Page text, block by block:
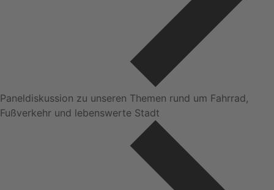
Paneldiskussion zu unseren Themen rund um Fahrrad,
Fußverkehr und lebenswerte Stadt